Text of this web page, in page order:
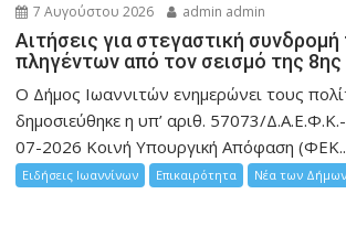
7 Αυγούστου 2026 admin admin
Αιτήσεις για στεγαστική
πληγέντων από τον σεισμό της
Ο Δήμος Ιωαννιτών ενημερώνει τους
δημοσιεύθηκε η υπ’ αριθ. 57073/
07-2026 Κοινή Υπουργική Απόφαση
Ειδήσεις Ιωαννίνων Επικαιρότητα Νέα των Δήμων